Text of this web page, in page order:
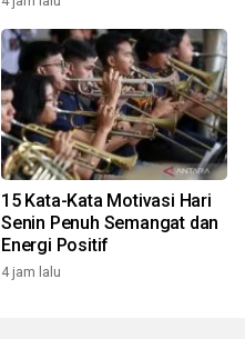
15 Kata-Kata Motivasi Hari
Senin Penuh Semangat dan
Energi Positif
4 jam lalu